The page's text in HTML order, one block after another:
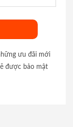
ưu đãi mới
được bảo mật